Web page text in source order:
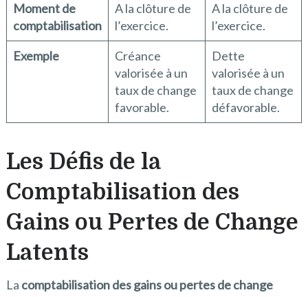
Moment de
comptabilisation
A la clôture de
l’exercice.
A la clôture de
l’exercice.
Exemple
Créance
valorisée à un
taux de change
favorable.
Dette
valorisée à un
taux de change
défavorable.
Les Défis de la
Comptabilisation des
Gains ou Pertes de Change
Latents
La comptabilisation des gains ou pertes de change